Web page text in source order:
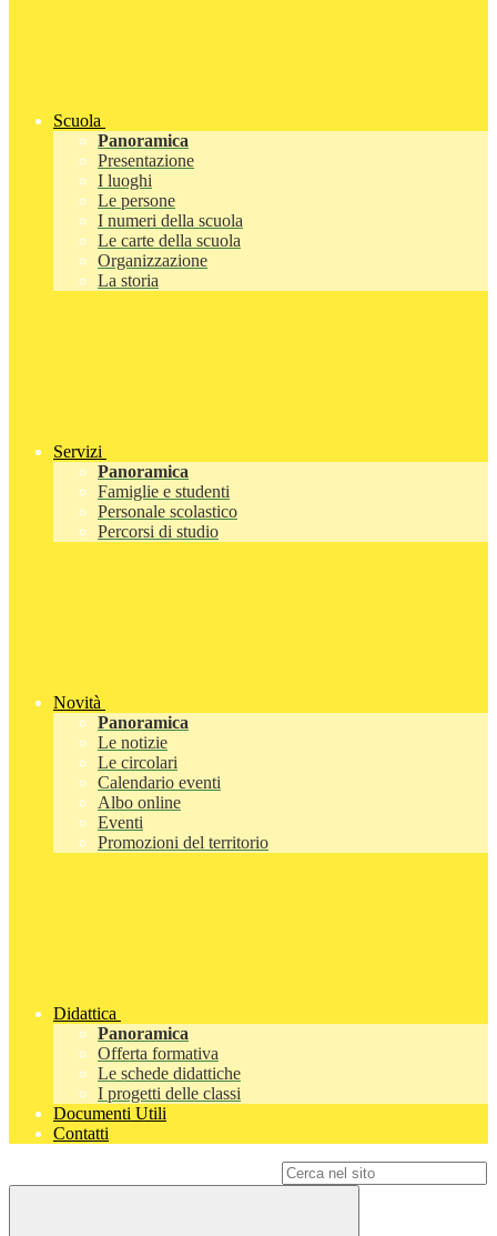
Scuola
Panoramica
Presentazione
I luoghi
Le persone
I numeri della scuola
Le carte della scuola
Organizzazione
La storia
Servizi
Panoramica
Famiglie e studenti
Personale scolastico
Percorsi di studio
Novità
Panoramica
Le notizie
Le circolari
Calendario eventi
Albo online
Eventi
Promozioni del territorio
Didattica
Panoramica
Offerta formativa
Le schede didattiche
I progetti delle classi
Documenti Utili
Contatti